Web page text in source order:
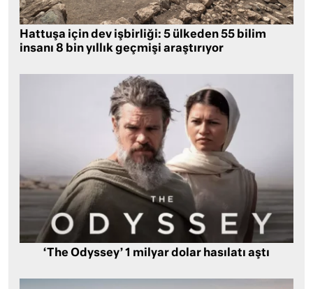
Hattuşa için dev işbirliği: 5 ülkeden 55 bilim
insanı 8 bin yıllık geçmişi araştırıyor
‘The Odyssey’ 1 milyar dolar hasılatı aştı